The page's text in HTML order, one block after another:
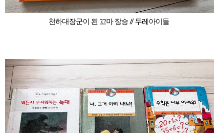
천하대장군이 된 꼬마 장승 // 두레아이들